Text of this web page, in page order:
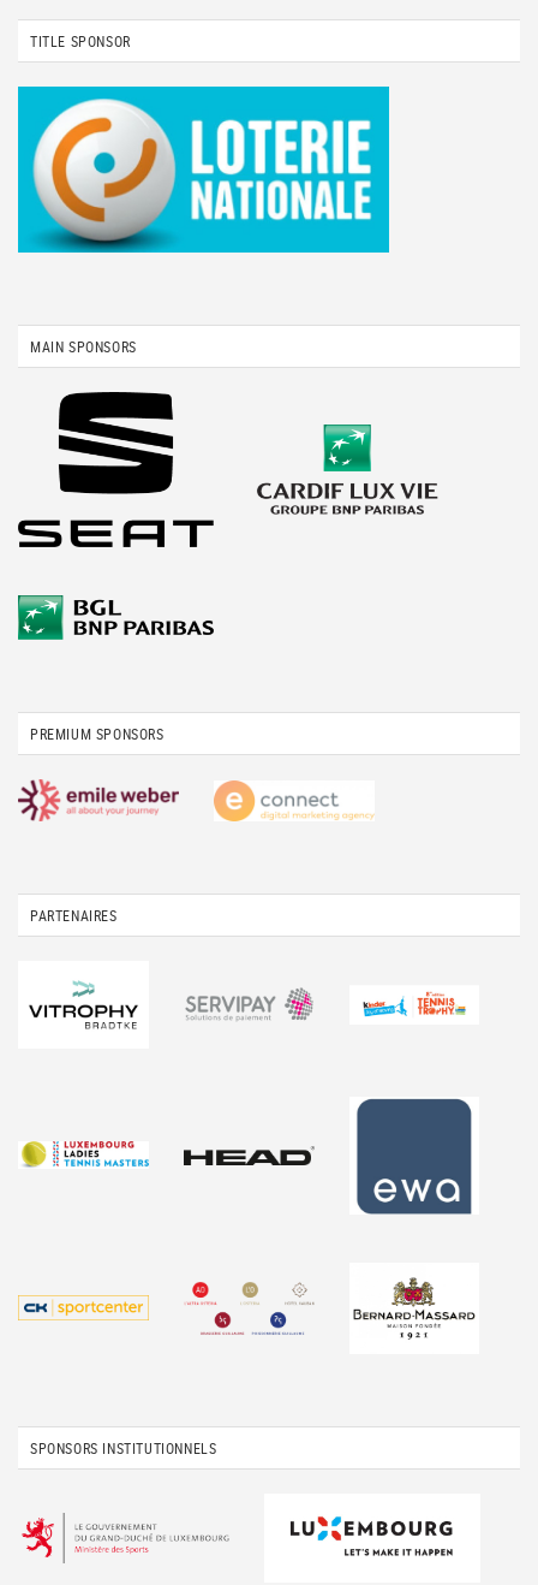
TITLE SPONSOR
MAIN SPONSORS
PREMIUM SPONSORS
PARTENAIRES
SPONSORS INSTITUTIONNELS